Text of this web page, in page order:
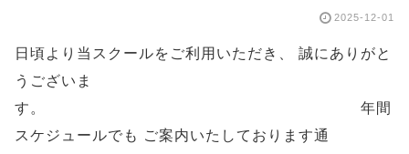
2025-12-01
日頃より当スクールをご利用いただき、 誠にありがと
うございま
す。 年間
スケジュールでも ご案内いたしております通